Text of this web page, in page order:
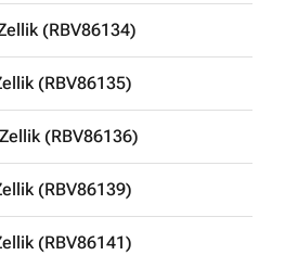
(RBV86134)
(RBV86135)
(RBV86136)
(RBV86139)
(RBV86141)